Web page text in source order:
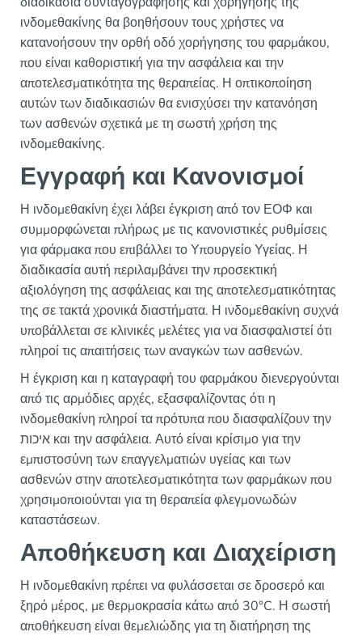
ινδομεθακίνης θα βοηθήσουν τους χρήστες να
κατανοήσουν την ορθή οδό χορήγησης του φαρμάκου,
που είναι καθοριστική για την ασφάλεια και την
αποτελεσματικότητα της θεραπείας. Η οπτικοποίηση
αυτών των διαδικασιών θα ενισχύσει την κατανόηση
των ασθενών σχετικά με τη σωστή χρήση της
ινδομεθακίνης.
Εγγραφή και Κανονισμοί
Η ινδομεθακίνη έχει λάβει έγκριση από τον ΕΟΦ και
συμμορφώνεται πλήρως με τις κανονιστικές ρυθμίσεις
για φάρμακα που επιβάλλει το Υπουργείο Υγείας. Η
διαδικασία αυτή περιλαμβάνει την προσεκτική
αξιολόγηση της ασφάλειας και της αποτελεσματικότητας
της σε τακτά χρονικά διαστήματα. Η ινδομεθακίνη συχνά
υποβάλλεται σε κλινικές μελέτες για να διασφαλιστεί ότι
πληροί τις απαιτήσεις των αναγκών των ασθενών.
Η έγκριση και η καταγραφή του φαρμάκου διενεργούνται
από τις αρμόδιες αρχές, εξασφαλίζοντας ότι η
ινδομεθακίνη πληροί τα πρότυπα που διασφαλίζουν την
איכות και την ασφάλεια. Αυτό είναι κρίσιμο για την
εμπιστοσύνη των επαγγελματιών υγείας και των
ασθενών στην αποτελεσματικότητα των φαρμάκων που
χρησιμοποιούνται για τη θεραπεία φλεγμονωδών
καταστάσεων.
Αποθήκευση και Διαχείριση
Η ινδομεθακίνη πρέπει να φυλάσσεται σε δροσερό και
ξηρό μέρος, με θερμοκρασία κάτω από 30°C. Η σωστή
αποθήκευση είναι θεμελιώδης για τη διατήρηση της